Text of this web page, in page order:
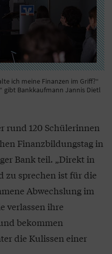
ich meine Finanzen im Griff?“
gibt Bankkaufmann Jannis Dietl
rund 120 Schülerinnen
Finanzbildungstag in
Bank teil. „Direkt in
zu sprechen ist für die
Abwechslung im
verlassen ihre
bekommen
die Kulissen einer